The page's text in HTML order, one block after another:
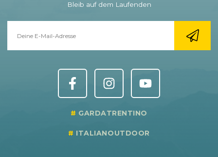
Bleib auf dem Laufenden
GARDATRENTINO
ITALIANOUTDOOR